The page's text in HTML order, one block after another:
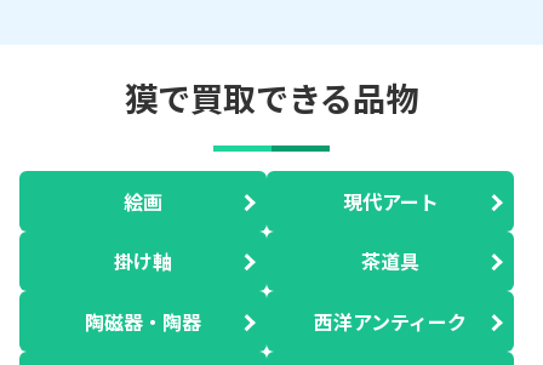
獏で買取できる品物
絵画 現代アート
掛け軸 茶道具
陶磁器・陶器 西洋アンティーク